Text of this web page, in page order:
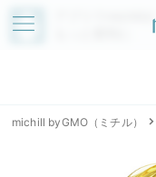
アプリでmichillが
michill byGMO（ミチル）